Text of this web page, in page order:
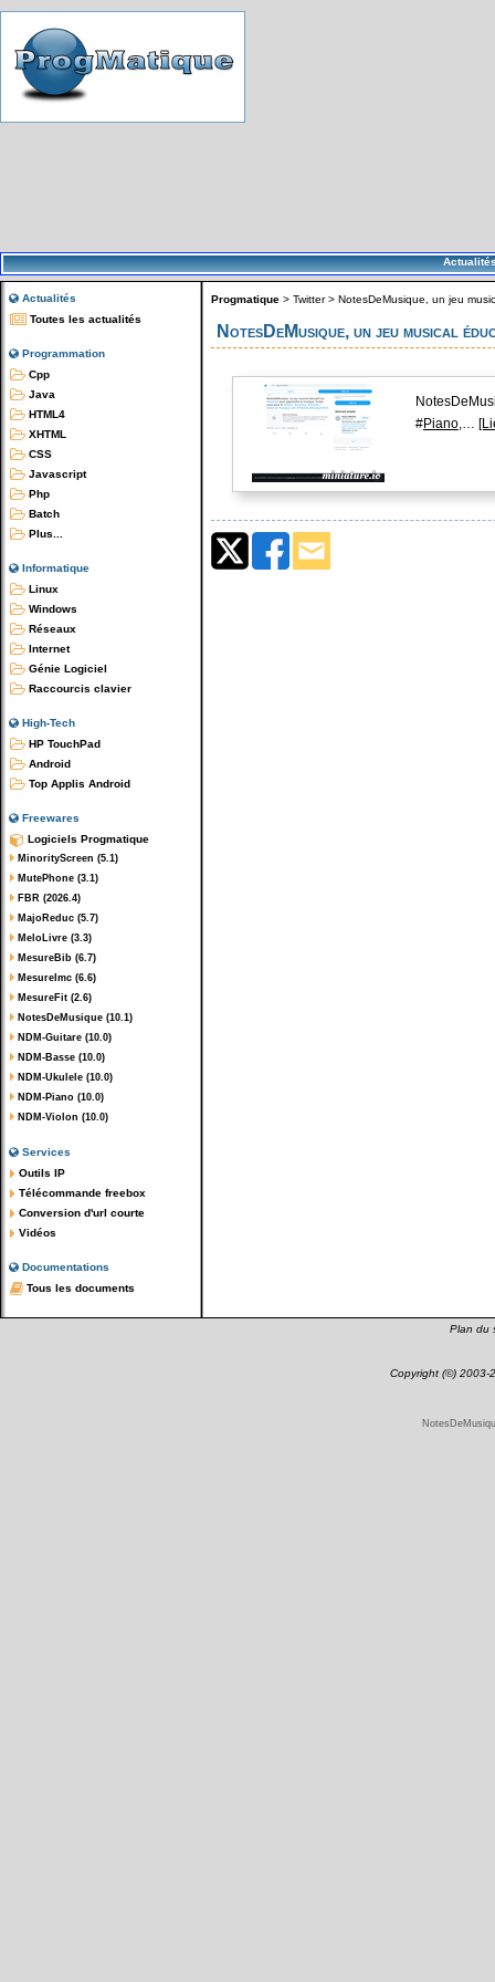
Actualités
Toutes les actualités
Programmation
Cpp
Java
HTML4
XHTML
CSS
Javascript
Php
Batch
Plus...
Informatique
Linux
Windows
Réseaux
Internet
Génie Logiciel
Raccourcis clavier
High-Tech
HP TouchPad
Android
Top Applis Android
Freewares
Logiciels Progmatique
MinorityScreen (5.1)
MutePhone (3.1)
FBR (2026.4)
MajoReduc (5.7)
MeloLivre (3.3)
MesureBib (6.7)
MesureImc (6.6)
MesureFit (2.6)
NotesDeMusique (10.1)
NDM-Guitare (10.0)
NDM-Basse (10.0)
NDM-Ukulele (10.0)
NDM-Piano (10.0)
NDM-Violon (10.0)
Services
Outils IP
Télécommande freebox
Conversion d'url courte
Vidéos
Documentations
Tous les documents
Progmatique > Twitter> NotesDeMusique, un jeu
NotesDeMusique, un jeu musical
#Piano,…
Plan du
Copyright (©) 2003-